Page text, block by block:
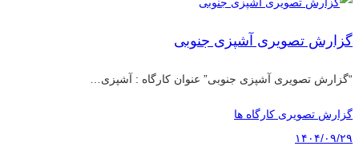
گزارش تصویری آشپزی جنوبی
“گزارش تصویری آشپزی جنوبی” عنوان کارگاه : آشپزی…
گزارش تصویری کارگاه ها
۱۴۰۴/۰۹/۲۹